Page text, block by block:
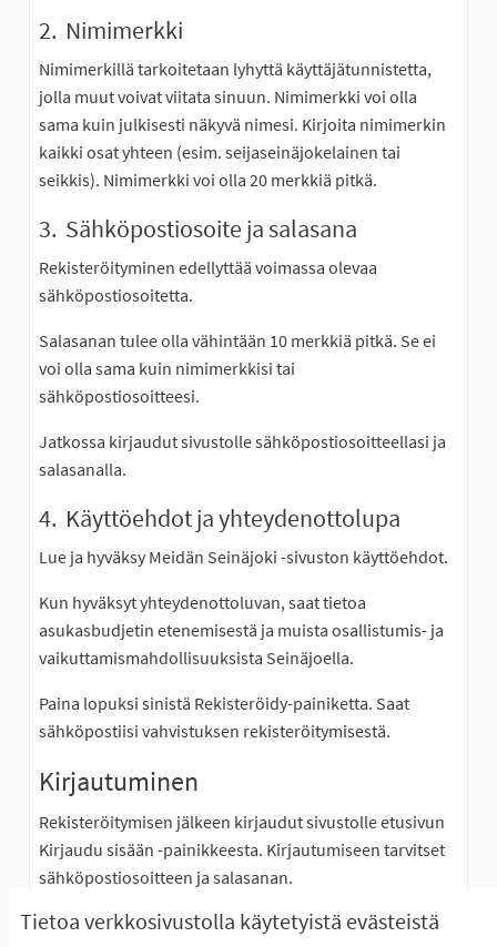
Tietoa verkkosivustolla käytetyistä evästeistä
2. Nimimerkki
Nimimerkillä tarkoitetaan lyhyttä käyttäjätunnistetta,
jolla muut voivat viitata sinuun. Nimimerkki voi olla
sama kuin julkisesti näkyvä nimesi. Kirjoita nimimerkin
kaikki osat yhteen (esim. seijaseinäjokelainen tai
seikkis). Nimimerkki voi olla 20 merkkiä pitkä.
3. Sähköpostiosoite ja salasana
Rekisteröityminen edellyttää voimassa olevaa
sähköpostiosoitetta.
Salasanan tulee olla vähintään 10 merkkiä pitkä. Se ei
voi olla sama kuin nimimerkkisi tai
sähköpostiosoitteesi.
Jatkossa kirjaudut sivustolle sähköpostiosoitteellasi ja
salasanalla.
4. Käyttöehdot ja yhteydenottolupa
Lue ja hyväksy Meidän Seinäjoki -sivuston käyttöehdot.
Kun hyväksyt yhteydenottoluvan, saat tietoa
asukasbudjetin etenemisestä ja muista osallistumis- ja
vaikuttamismahdollisuuksista Seinäjoella.
Paina lopuksi sinistä Rekisteröidy-painiketta. Saat
sähköpostiisi vahvistuksen rekisteröitymisestä.
Kirjautuminen
Rekisteröitymisen jälkeen kirjaudut sivustolle etusivun
Kirjaudu sisään -painikkeesta. Kirjautumiseen tarvitset
sähköpostiosoitteen ja salasanan.